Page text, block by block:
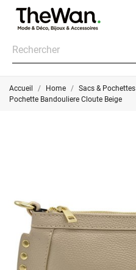
Accueil Home Sacs & Pochettes
Pochette Bandouliere Cloute Beige